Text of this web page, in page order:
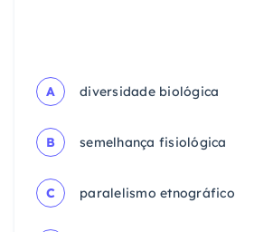
A diversidade biológica
B semelhança fisiológica
C paralelismo etnográfico